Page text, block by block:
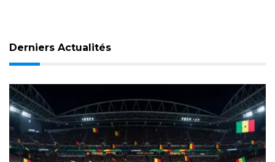
Derniers Actualités